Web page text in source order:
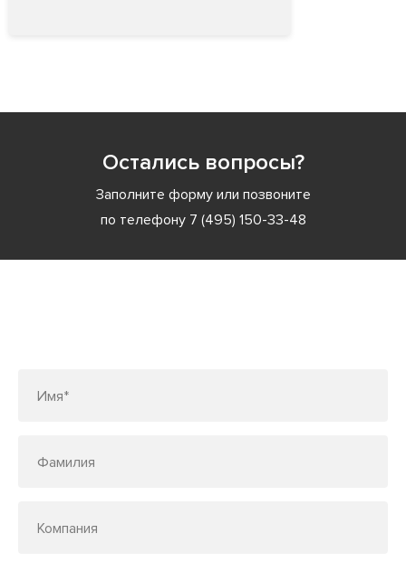
Остались вопросы?
Заполните форму или позвоните
по телефону 7 (495) 150-33-48
Имя*
Фамилия
Компания